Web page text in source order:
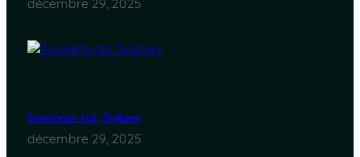
décembre 29, 2025
Souviens-toi, Sydney
décembre 29, 2025